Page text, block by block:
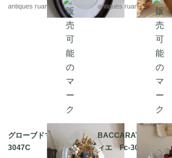
antiques ruan antiques ruan
グローブドマリエ Fc-
3047C
BACCARAT コンポテ
ィエ Fc-3048A